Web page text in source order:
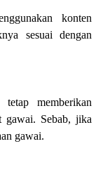
konten
sesuai dengan
memberikan
gawai. Sebab, jika
gawai.